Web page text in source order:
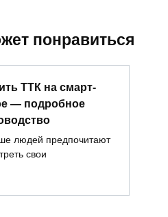
понравиться
ТТК на смарт-
— подробное
людей предпочитают
свои